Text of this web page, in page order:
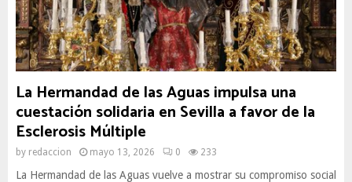
La Hermandad de las Aguas impulsa una
cuestación solidaria en Sevilla a favor de la
Esclerosis Múltiple
by redaccion mayo 13, 2026 0 233
La Hermandad de las Aguas vuelve a mostrar su compromiso social